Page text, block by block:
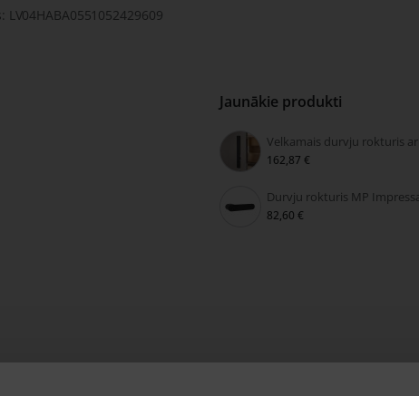
Jaunākie produkti
162,87 €
82,60 €